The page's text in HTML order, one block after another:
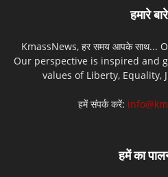
हमारे
KmassNews, हर समय आपके साथ...
Our perspective is inspired and
values of Liberty, Equality,
हमें संपर्क करें:
हमें का